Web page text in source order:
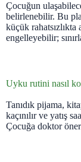
Çocuğun
belirlenebilir. Bu
küçük rahatsızlıkta
engelleyebilir;
Uyku rutini nasıl
Tanıdık pijama,
kaçınılır ve yatış
Çocuğa doktor